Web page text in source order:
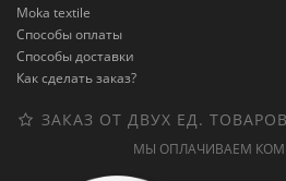
Moka textile
Способы оплаты
Способы доставки
Как сделать заказ?
ЗАКАЗ ОТ ДВУХ ЕД. ТОВАРОВ
МЫ ОПЛАЧИВАЕМ